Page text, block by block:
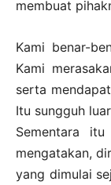
membuat
Kami benar-
Kami
serta
Itu sungguh
Sementara
mengatakan,
yang dimulai